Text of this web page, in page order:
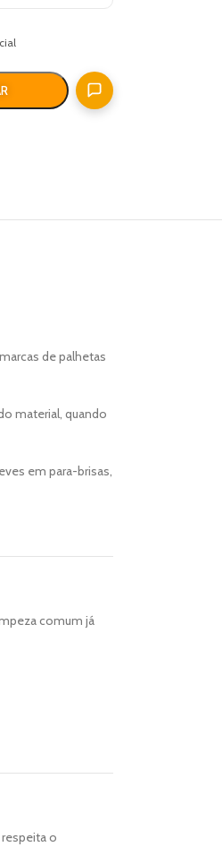
de palhetas
material, quando
em para-brisas,
comum já
o